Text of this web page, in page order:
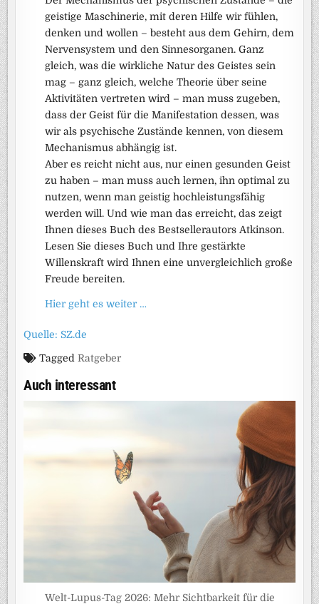
geistige Maschinerie, mit deren Hilfe wir fühlen,
denken und wollen – besteht aus dem Gehirn, dem
Nervensystem und den Sinnesorganen. Ganz
gleich, was die wirkliche Natur des Geistes sein
mag – ganz gleich, welche Theorie über seine
Aktivitäten vertreten wird – man muss zugeben,
dass der Geist für die Manifestation dessen, was
wir als psychische Zustände kennen, von diesem
Mechanismus abhängig ist.
Aber es reicht nicht aus, nur einen gesunden Geist
zu haben – man muss auch lernen, ihn optimal zu
nutzen, wenn man geistig hochleistungsfähig
werden will. Und wie man das erreicht, das zeigt
Ihnen dieses Buch des Bestsellerautors Atkinson.
Lesen Sie dieses Buch und Ihre gestärkte
Willenskraft wird Ihnen eine unvergleichlich große
Freude bereiten.
Hier geht es weiter …
Quelle: SZ.de
TaggedRatgeber
Auch interessant
Welt-Lupus-Tag 2026: Mehr Sichtbarkeit für die